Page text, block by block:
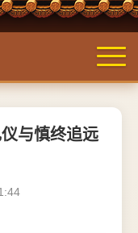
与慎终追远